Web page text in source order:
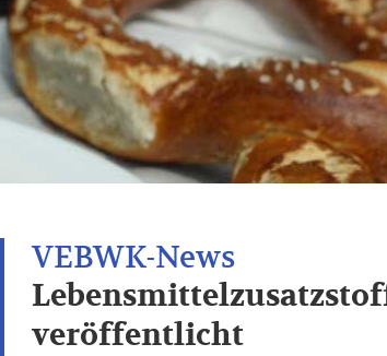
veröffentlicht